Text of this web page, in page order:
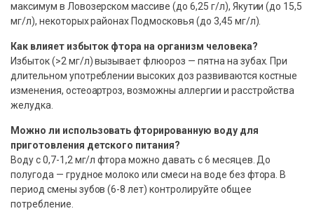
максимум в Ловозерском массиве (до 6,25 г/л), Якутии (до 15,5
мг/л), некоторых районах Подмосковья (до 3,45 мг/л).
Как влияет избыток фтора на организм человека?
Избыток (>2 мг/л) вызывает флюороз — пятна на зубах. При
длительном употреблении высоких доз развиваются костные
изменения, остеоартроз, возможны аллергии и расстройства
желудка.
Можно ли использовать фторированную воду для
приготовления детского питания?
Воду с 0,7-1,2 мг/л фтора можно давать с 6 месяцев. До
полугода — грудное молоко или смеси на воде без фтора. В
период смены зубов (6-8 лет) контролируйте общее
потребление.